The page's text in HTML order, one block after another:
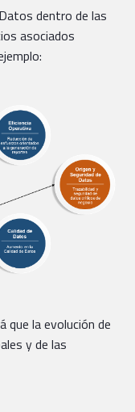
dentro de las
asociados
que la evolución de
y de las